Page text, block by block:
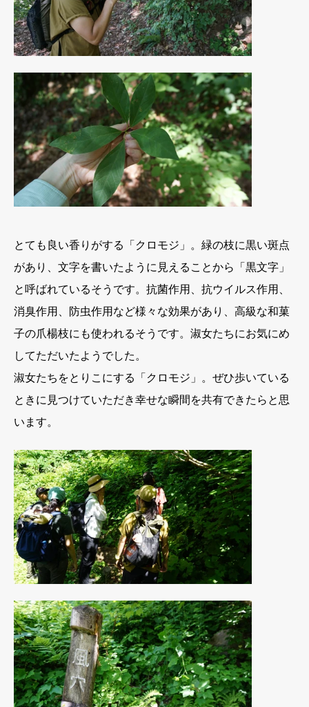
とても良い香りがする「クロモジ」。緑の枝に黒い斑点
があり、文字を書いたように見えることから「黒文字」
と呼ばれているそうです。抗菌作用、抗ウイルス作用、
消臭作用、防虫作用など様々な効果があり、高級な和菓
子の爪楊枝にも使われるそうです。淑女たちにお気にめ
してただいたようでした。
淑女たちをとりこにする「クロモジ」。ぜひ歩いている
ときに見つけていただき幸せな瞬間を共有できたらと思
います。